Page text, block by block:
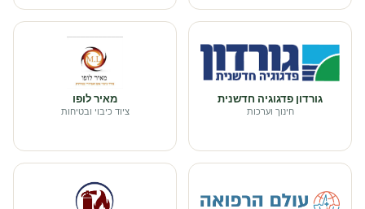
גורדון פדגוגיה חדשנית
חינוך וערכות
מאיר לופו
ציוד כיבוי ובטיחות